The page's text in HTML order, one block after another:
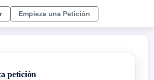
Empieza una Petición
petición